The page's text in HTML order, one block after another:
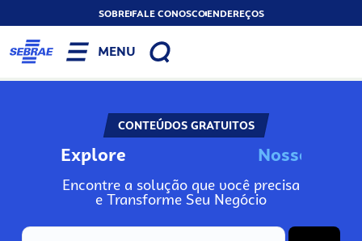
SOBREFALE CONOSCOENDEREÇOS
MENU
CONTEÚDOS GRATUITOS
Explore No
Encontre a solução que você precisa
e Transforme Seu Negócio